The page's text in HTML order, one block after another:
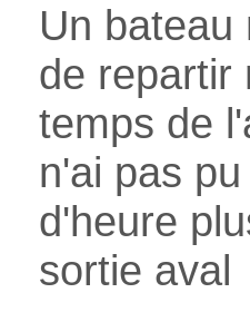
Un
de repartir
temps de
n'ai pas
d'heure
sortie aval